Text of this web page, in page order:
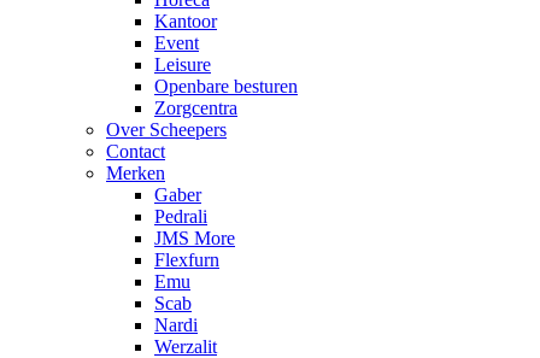
Kantoor
Event
Leisure
Openbare besturen
Zorgcentra
Over Scheepers
Contact
Merken
Gaber
Pedrali
JMS More
Flexfurn
Emu
Scab
Nardi
Werzalit